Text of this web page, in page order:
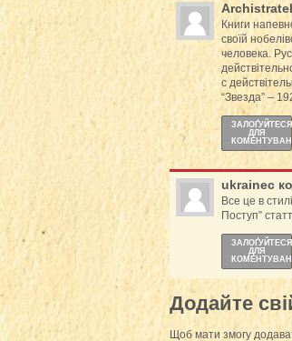
Книги
своїй
человека.
с
“Звезда” –
ЗАЛОҐУЙТЕСЯ
ДЛЯ
ukrainec
Все це в
Поступ”
ЗАЛОҐУЙТЕСЯ
ДЛЯ
Додайте
Щоб мати змогу